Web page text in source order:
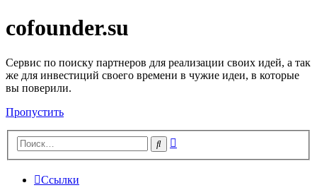
cofounder.su
Сервис по поиску партнеров для реализации своих идей, а так
же для инвестиций своего времени в чужие идеи, в которые
вы поверили.
Пропустить
Поиск
Ссылки